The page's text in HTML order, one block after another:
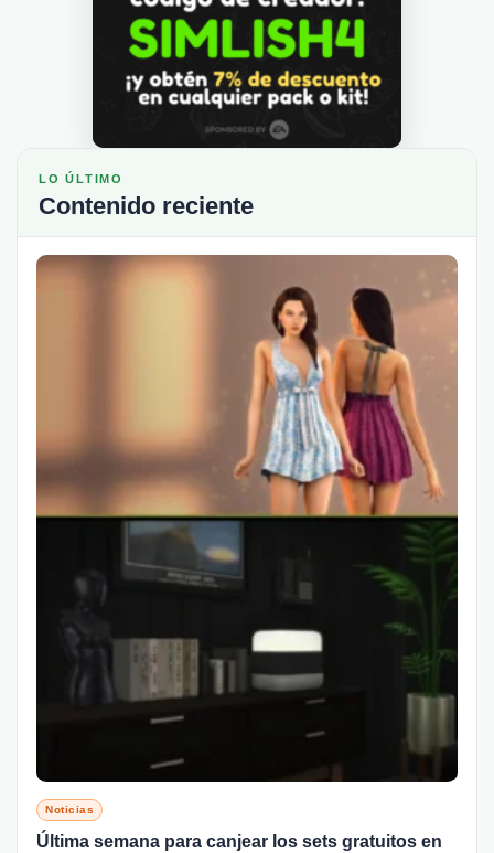
LO ÚLTIMO
Contenido reciente
Noticias
Última semana para canjear los sets gratuitos en